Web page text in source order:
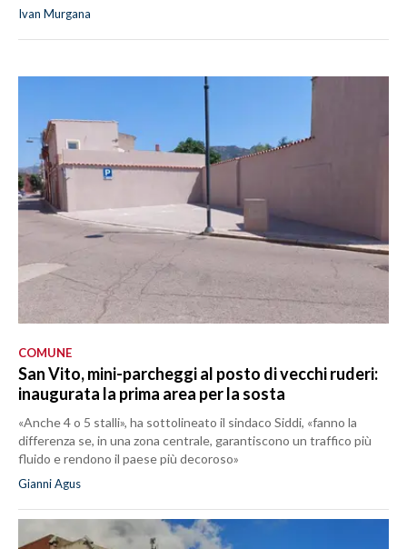
Ivan Murgana
COMUNE
San Vito, mini-parcheggi al posto di vecchi ruderi:
inaugurata la prima area per la sosta
«Anche 4 o 5 stalli», ha sottolineato il sindaco Siddi, «fanno la
differenza se, in una zona centrale, garantiscono un traffico più
fluido e rendono il paese più decoroso»
Gianni Agus